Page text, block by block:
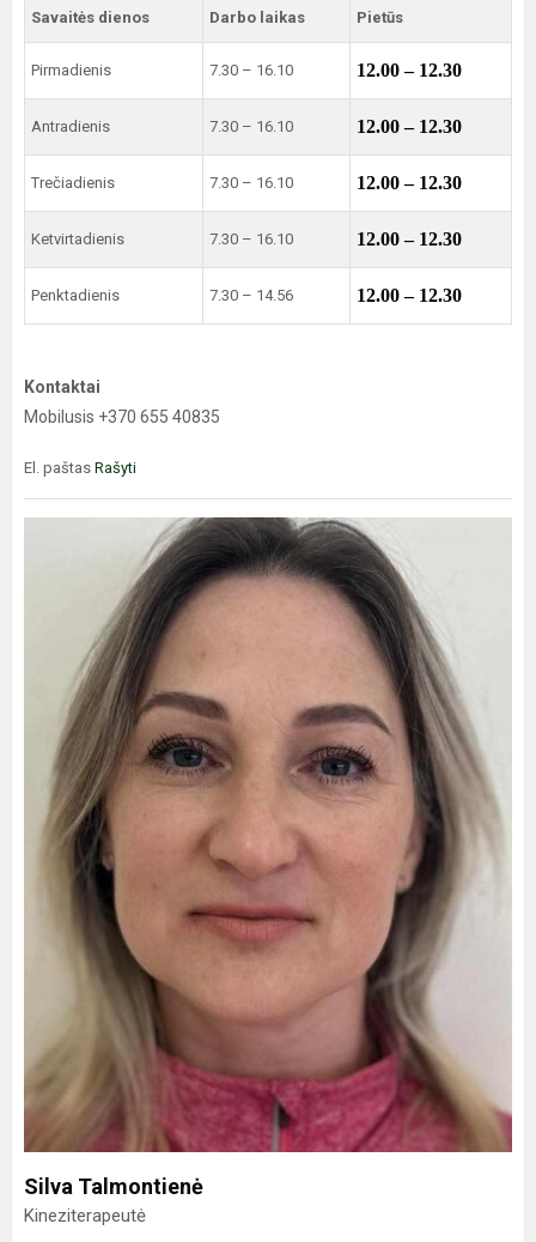
Savaitės dienos Darbo laikas Pietūs
Pirmadienis 7.30 – 16.10 12.00 – 12.30
Antradienis 7.30 – 16.10 12.00 – 12.30
Trečiadienis 7.30 – 16.10 12.00 – 12.30
Ketvirtadienis 7.30 – 16.10 12.00 – 12.30
Penktadienis 7.30 – 14.56 12.00 – 12.30
Kontaktai
Mobilusis +370 655 40835
El. paštas Rašyti
Silva Talmontienė
Kineziterapeutė